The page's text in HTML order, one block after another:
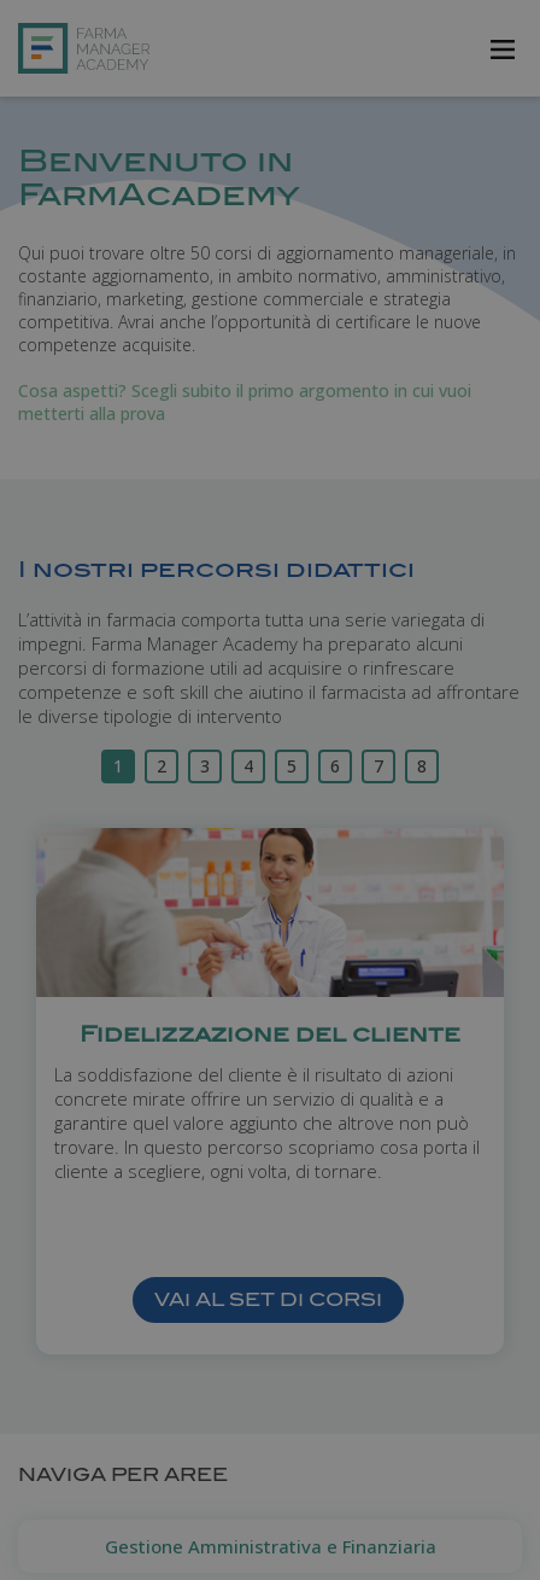
FarmaPost
Registrati
Benvenuto in
FarmAcademy
Qui puoi trovare oltre 50 corsi di aggiornamento manageriale, in
costante aggiornamento, in ambito normativo, amministrativo,
finanziario, marketing, gestione commerciale e strategia
competitiva. Avrai anche l’opportunità di certificare le nuove
competenze acquisite.
Cosa aspetti? Scegli subito il primo argomento in cui vuoi
metterti alla prova
I nostri percorsi didattici
L’attività in farmacia comporta tutta una serie variegata di
impegni. Farma Manager Academy ha preparato alcuni
percorsi di formazione utili ad acquisire o rinfrescare
competenze e soft skill che aiutino il farmacista ad affrontare
le diverse tipologie di intervento
1 2 3 4 5 6 7 8
Fidelizzazione del cliente
La soddisfazione del cliente è il risultato di azioni
concrete mirate offrire un servizio di qualità e a
garantire quel valore aggiunto che altrove non può
trovare. In questo percorso scopriamo cosa porta il
cliente a scegliere, ogni volta, di tornare.
VAI AL SET DI CORSI
NAVIGA PER AREE
Gestione Amministrativa e Finanziaria